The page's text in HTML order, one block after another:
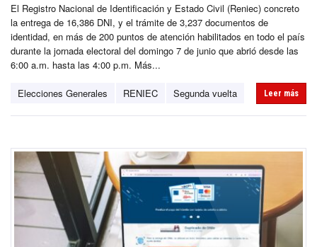
El Registro Nacional de Identificación y Estado Civil (Reniec) concreto
la entrega de 16,386 DNI, y el trámite de 3,237 documentos de
identidad, en más de 200 puntos de atención habilitados en todo el país
durante la jornada electoral del domingo 7 de junio que abrió desde las
6:00 a.m. hasta las 4:00 p.m. Más...
Elecciones Generales RENIEC Segunda vuelta Leer más